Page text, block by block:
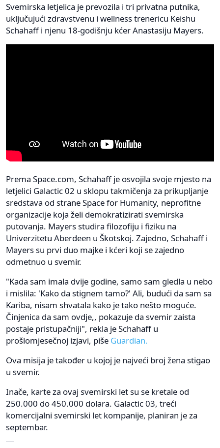
Svemirska letjelica je prevozila i tri privatna putnika,
uključujući zdravstvenu i wellness trenericu Keishu
Schahaff i njenu 18-godišnju kćer Anastasiju Mayers.
Prema Space.com, Schahaff je osvojila svoje mjesto na
letjelici Galactic 02 u sklopu takmičenja za prikupljanje
sredstava od strane Space for Humanity, neprofitne
organizacije koja želi demokratizirati svemirska
putovanja. Mayers studira filozofiju i fiziku na
Univerzitetu Aberdeen u Škotskoj. Zajedno, Schahaff i
Mayers su prvi duo majke i kćeri koji se zajedno
odmetnuo u svemir.
"Kada sam imala dvije godine, samo sam gledla u nebo
i mislila: 'Kako da stignem tamo?' Ali, budući da sam sa
Kariba, nisam shvatala kako je tako nešto moguće.
Činjenica da sam ovdje,, pokazuje da svemir zaista
postaje pristupačniji", rekla je Schahaff u
prošlomjesečnoj izjavi, piše Guardian.
Ova misija je također u kojoj je najveći broj žena stigao
u svemir.
Inače, karte za ovaj svemirski let su se kretale od
250.000 do 450.000 dolara. Galactic 03, treći
komercijalni svemirski let kompanije, planiran je za
septembar.